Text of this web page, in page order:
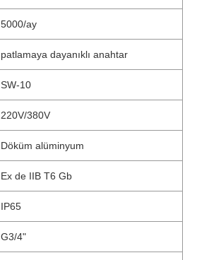
5000/ay
patlamaya dayanıklı anahtar
SW-10
220V/380V
Döküm alüminyum
Ex de IIB T6 Gb
IP65
G3/4"